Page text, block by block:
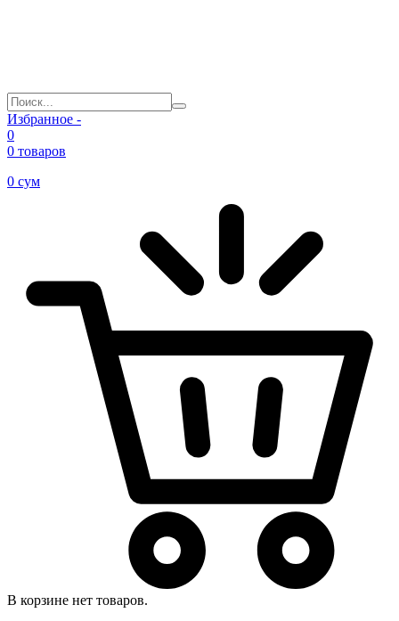
Избранное -
0
0 товаров
0 сум
В корзине нет товаров.